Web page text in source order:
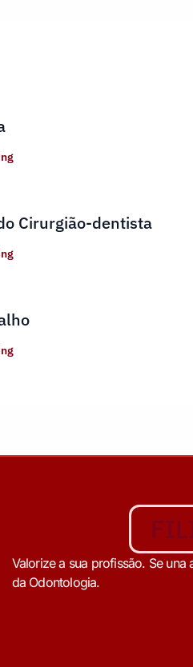
Cirurgião-dentista
Valorize a sua profissão. Se
da Odontologia.